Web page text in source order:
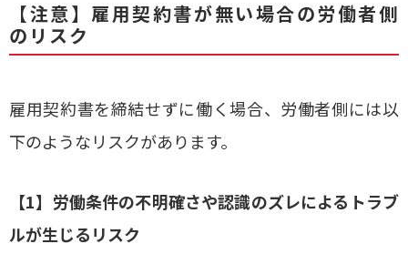
【注意】雇用契約書が無い場合の労働者側
のリスク
雇用契約書を締結せずに働く場合、労働者側には以
下のようなリスクがあります。
【1】労働条件の不明確さや認識のズレによるトラブ
ルが生じるリスク